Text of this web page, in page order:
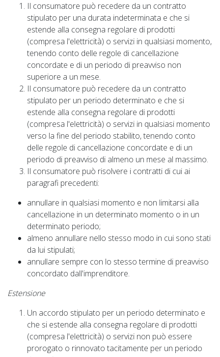
Il consumatore può recedere da un contratto
stipulato per una durata indeterminata e che si
estende alla consegna regolare di prodotti
(compresa l'elettricità) o servizi in qualsiasi momento,
tenendo conto delle regole di cancellazione
concordate e di un periodo di preavviso non
superiore a un mese.
Il consumatore può recedere da un contratto
stipulato per un periodo determinato e che si
estende alla consegna regolare di prodotti
(compresa l'elettricità) o servizi in qualsiasi momento
verso la fine del periodo stabilito, tenendo conto
delle regole di cancellazione concordate e di un
periodo di preavviso di almeno un mese al massimo.
Il consumatore può risolvere i contratti di cui ai
paragrafi precedenti:
annullare in qualsiasi momento e non limitarsi alla
cancellazione in un determinato momento o in un
determinato periodo;
almeno annullare nello stesso modo in cui sono stati
da lui stipulati;
annullare sempre con lo stesso termine di preavviso
concordato dall'imprenditore.
Estensione
Un accordo stipulato per un periodo determinato e
che si estende alla consegna regolare di prodotti
(compresa l'elettricità) o servizi non può essere
prorogato o rinnovato tacitamente per un periodo